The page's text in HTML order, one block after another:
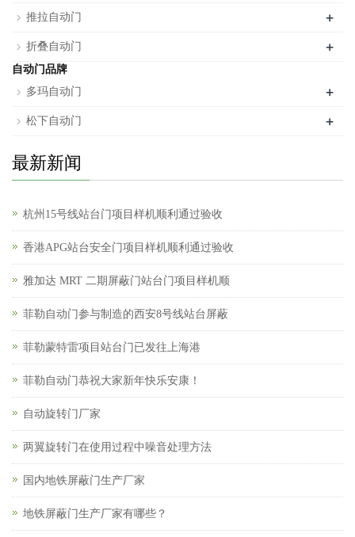
推拉自动门 +
折叠自动门 +
自动门品牌
多玛自动门
+
松下自动门 +
最新新闻
杭州15号线站台门项目样机顺利通过验收
香港APG站台安全门项目样机顺利通过验收
雅加达 MRT 二期屏蔽门站台门项目样机顺
菲勒自动门参与制造的西安8号线站台屏蔽
菲勒蒙特雷项目站台门已发往上海港
菲勒自动门恭祝大家新年快乐安康！
自动旋转门厂家
两翼旋转门在使用过程中噪音处理方法
国内地铁屏蔽门生产厂家
地铁屏蔽门生产厂家有哪些？